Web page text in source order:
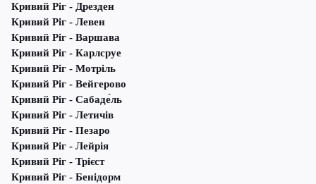
Кривий Ріг - Дрезден
Кривий Ріг - Левен
Кривий Ріг - Варшава
Кривий Ріг - Карлсруе
Кривий Ріг - Мотріль
Кривий Ріг - Вейгерово
Кривий Ріг - Сабаде́ль
Кривий Ріг - Летичів
Кривий Ріг - Пезаро
Кривий Ріг - Лейрія
Кривий Ріг - Трієст
Кривий Ріг - Бенідорм